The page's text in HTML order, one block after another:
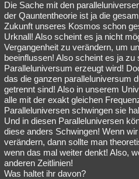
Die Sache mit den
der Qauntentheorie ist ja die
Zukunft unseres Kosmos schon
Urknall! Also scheint es ja nicht
Vergangenheit zu verändern, um
beeinflussen! Also scheint es ja
Paralleluniversum erzeugt wird!
das die ganzen paralleluniversum
getrennt sind! Also in unserem
alle mit der exakt gleichen
Paralleluniversen schwingen sie
Und in diesen Paralleluniversen
diese anders Schwingen! Wenn
verändern, dann sollte man
wenn das mal weiter denkt! Also,
anderen Zeitlinien!
Was haltet ihr davon?